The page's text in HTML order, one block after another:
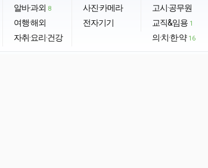
알바·과외 8
여행·해외
자취·요리·건강
사진·카메라
전자기기
고시·공무원
교직&임용 1
의·치·한·약 16